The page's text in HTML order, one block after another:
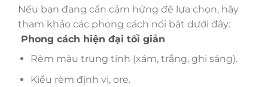
Nếu bạn đang cần cảm hứng để lựa chọn, hãy
tham khảo các phong cách nổi bật dưới đây:
Phong cách hiện đại tối giản
Rèm màu trung tính (xám, trắng, ghi sáng).
Kiểu rèm định vị, ore.